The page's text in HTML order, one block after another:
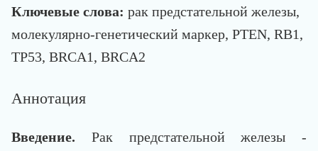
Ключевые слова: рак предстательной железы,
молекулярно-генетический маркер, PTEN, RB1,
TP53, BRCA1, BRCA2
Аннотация
Введение. Рак предстательной железы -